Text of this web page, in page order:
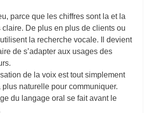
parce que les chiffres sont la et la
claire. De plus en plus de clients ou
la recherche vocale. Il devient
de s’adapter aux usages des
de la voix est tout simplement
plus naturelle pour communiquer.
du langage oral se fait avant le